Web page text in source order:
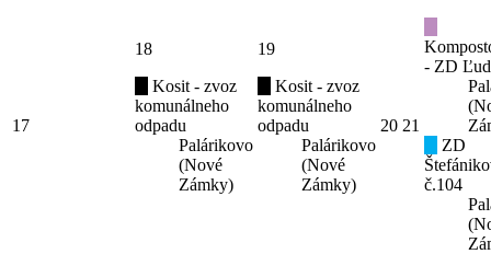
17
18
Kosit - zvoz
komunálneho
odpadu
Palárikovo
(Nové
Zámky)
19
Kosit - zvoz
komunálneho
odpadu
Palárikovo
(Nové
Zámky)
20 21
- ZD
ZD
č.104